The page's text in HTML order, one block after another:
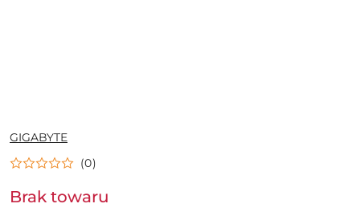
NAZWA
PRODUCENTA:
GIGABYTE
(0)
Brak towaru